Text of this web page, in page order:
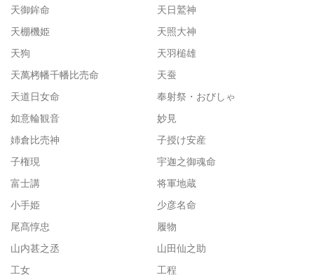
天御鉾命
天日鷲神
天棚機姫
天照大神
天狗
天羽槌雄
天萬栲幡千幡比売命
天蚕
天道日女命
奉射祭・おびしゃ
如意輪観音
妙見
姉倉比売神
子授け安産
子権現
宇迦之御魂命
富士講
将軍地蔵
小手姫
少彦名命
尾髙惇忠
履物
山内甚之丞
山田仙之助
工女
工程